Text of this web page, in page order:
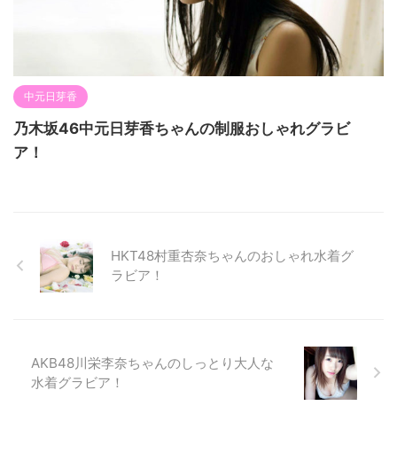
中元日芽香
乃木坂46中元日芽香ちゃんの制服おしゃれグラビ
ア！
HKT48村重杏奈ちゃんのおしゃれ水着グ
ラビア！
AKB48川栄李奈ちゃんのしっとり大人な
水着グラビア！